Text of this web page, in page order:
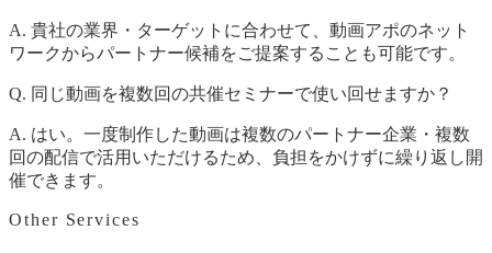
A. 貴社の業界・ターゲットに合わせて、動画アポのネット
ワークからパートナー候補をご提案することも可能です。
Q. 同じ動画を複数回の共催セミナーで使い回せますか？
A. はい。一度制作した動画は複数のパートナー企業・複数
回の配信で活用いただけるため、負担をかけずに繰り返し開
催できます。
Other Services